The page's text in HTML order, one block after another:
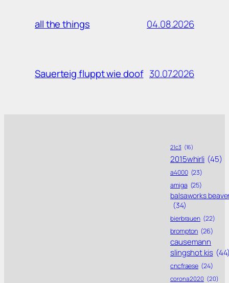
all the things 04.08.2026
Sauerteig fluppt wie doof 30.07.2026
21c3 (16)
2015whirli (45)
a4000 (23)
amiga (25)
balsaworks
(34)
bierbrauen (22)
brompton (26)
causemann
slingshot kis
cncfraese (24)
corona 2020 (20)